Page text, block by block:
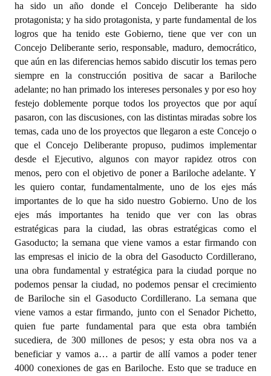
ha sido un año donde el Concejo Deliberante ha sido
protagonista; y ha sido protagonista, y parte fundamental de los
logros que ha tenido este Gobierno, tiene que ver con un
Concejo Deliberante serio, responsable, maduro, democrático,
que aún en las diferencias hemos sabido discutir los temas pero
siempre en la construcción positiva de sacar a Bariloche
adelante; no han primado los intereses personales y por eso hoy
festejo doblemente porque todos los proyectos que por aquí
pasaron, con las discusiones, con las distintas miradas sobre los
temas, cada uno de los proyectos que llegaron a este Concejo o
que el Concejo Deliberante propuso, pudimos implementar
desde el Ejecutivo, algunos con mayor rapidez otros con
menos, pero con el objetivo de poner a Bariloche adelante. Y
les quiero contar, fundamentalmente, uno de los ejes más
importantes de lo que ha sido nuestro Gobierno. Uno de los
ejes más importantes ha tenido que ver con las obras
estratégicas para la ciudad, las obras estratégicas como el
Gasoducto; la semana que viene vamos a estar firmando con
las empresas el inicio de la obra del Gasoducto Cordillerano,
una obra fundamental y estratégica para la ciudad porque no
podemos pensar la ciudad, no podemos pensar el crecimiento
de Bariloche sin el Gasoducto Cordillerano. La semana que
viene vamos a estar firmando, junto con el Senador Pichetto,
quien fue parte fundamental para que esta obra también
sucediera, de 300 millones de pesos; y esta obra nos va a
beneficiar y vamos a… a partir de allí vamos a poder tener
4000 conexiones de gas en Bariloche. Esto que se traduce en